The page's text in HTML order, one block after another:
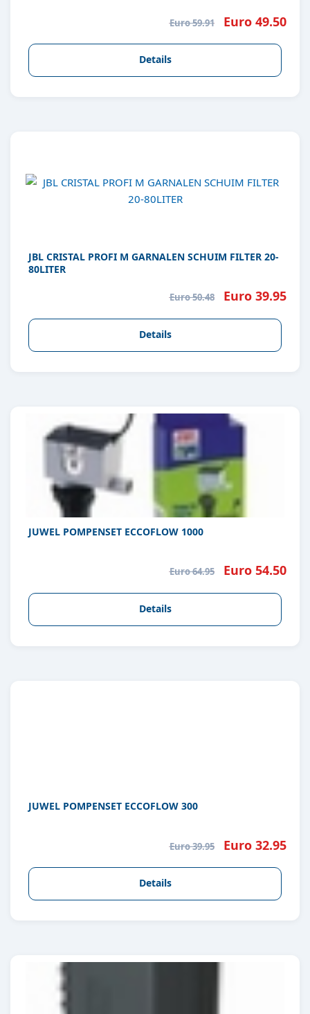
Euro 59.91 Euro 49.50
Details
JBL CRISTAL PROFI M GARNALEN SCHUIM FILTER 20-
80LITER
Euro 50.48 Euro 39.95
Details
JUWEL POMPENSET ECCOFLOW 1000
Euro 64.95 Euro 54.50
Details
JUWEL POMPENSET ECCOFLOW 300
Euro 39.95 Euro 32.95
Details